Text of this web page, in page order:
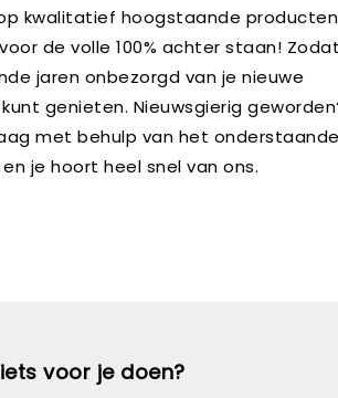
kwalitatief hoogstaande producten
de volle 100% achter staan!
jaren onbezorgd van je nieuwe
genieten. Nieuwsgierig
met behulp van het
je hoort heel snel van ons.
voor je doen?